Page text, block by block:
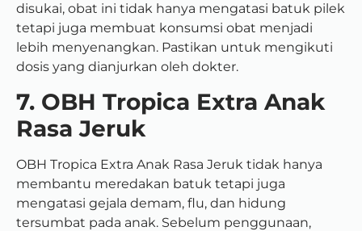
disukai, obat ini tidak hanya mengatasi batuk pilek
tetapi juga membuat konsumsi obat menjadi
lebih menyenangkan. Pastikan untuk mengikuti
dosis yang dianjurkan oleh dokter.
7. OBH Tropica Extra Anak
Rasa Jeruk
OBH Tropica Extra Anak Rasa Jeruk tidak hanya
membantu meredakan batuk tetapi juga
mengatasi gejala demam, flu, dan hidung
tersumbat pada anak. Sebelum penggunaan,